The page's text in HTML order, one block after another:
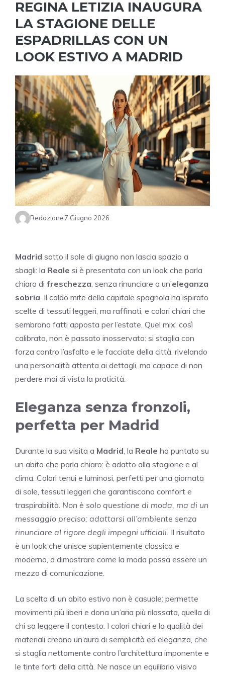
REGINA LETIZIA INAUGURA
LA STAGIONE DELLE
ESPADRILLAS CON UN
LOOK ESTIVO A MADRID
Redazione7 Giugno 2026
Madrid sotto il sole di giugno non lascia spazio a
sbagli: la Reale si è presentata con un look che parla
chiaro di freschezza , senza rinunciare a un’eleganza
sobria . Il caldo mite della capitale spagnola ha ispirato
scelte di tessuti leggeri, ma raffinati, e colori chiari che
sembrano fatti apposta per l’estate. Quel mix, così
calibrato, non è passato inosservato: si staglia con
forza contro l’asfalto e le facciate della città, rivelando
una personalità attenta ai dettagli, ma capace di non
perdere mai di vista la praticità.
Eleganza senza fronzoli,
perfetta per Madrid
Durante la sua visita a Madrid , la Reale ha puntato su
un abito che parla chiaro: è adatto alla stagione e al
clima. Colori tenui e luminosi, perfetti per una giornata
di sole, tessuti leggeri che garantiscono comfort e
traspirabilità. Non è solo questione di moda, ma di un
messaggio preciso: adattarsi all’ambiente senza
rinunciare al rigore degli impegni ufficiali. Il risultato
è un look che unisce sapientemente classico e
moderno, a dimostrare come la moda possa essere un
mezzo di comunicazione.
La scelta di un abito estivo non è casuale: permette
movimenti più liberi e dona un’aria più rilassata, quella di
chi sa leggere il contesto. I colori chiari e la qualità dei
materiali creano un’aura di semplicità ed eleganza, che
si staglia nettamente contro l’architettura imponente e
le tinte forti della città. Ne nasce un equilibrio visivo